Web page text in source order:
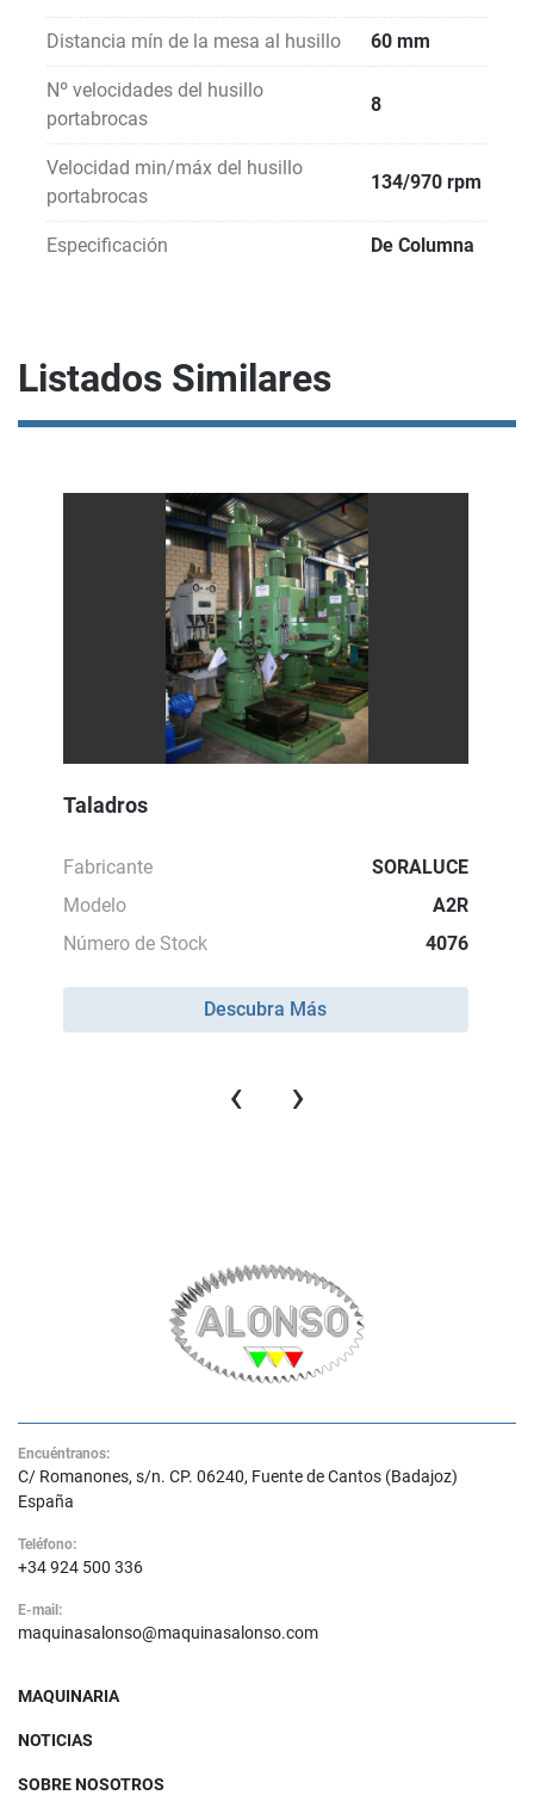
Distancia mín de la mesa al husillo 60 mm
Nº velocidades del husillo
portabrocas
8
Velocidad min/máx del husillo
portabrocas
134/970 rpm
Especificación De Columna
Listados Similares
Taladros
Fabricante
SORALUCE
Modelo
A2R
Número de Stock
4076
Descubra Más
‹ ›
Encuéntranos:
C/ Romanones, s/n. CP. 06240, Fuente de Cantos (Badajoz)
España
Teléfono:
+34 924 500 336
E-mail:
maquinasalonso@maquinasalonso.com
MAQUINARIA
NOTICIAS
SOBRE NOSOTROS